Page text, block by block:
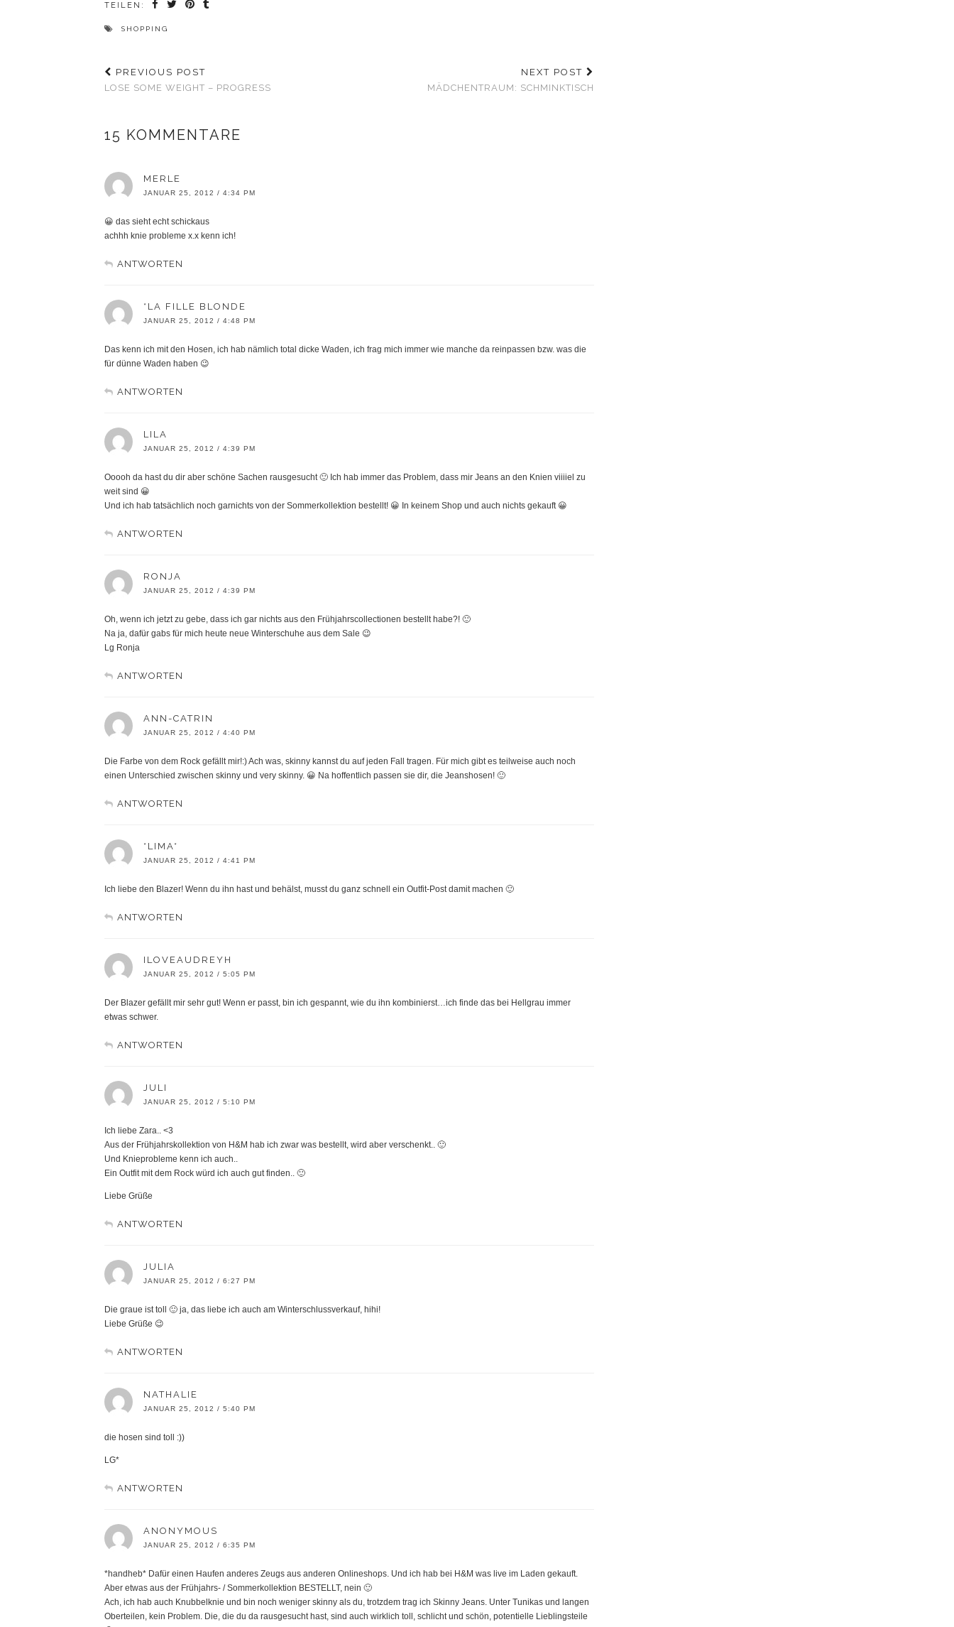
TEILEN:
SHOPPING
PREVIOUS POST
LOSE SOME WEIGHT – PROGRESS
NEXT POST
MÄDCHENTRAUM: SCHMINKTISCH
15 KOMMENTARE
MERLE
JANUAR 25, 2012 / 4:34 PM
😀 das sieht echt schickaus
achhh knie probleme x.x kenn ich!
ANTWORTEN
*LA FILLE BLONDE
JANUAR 25, 2012 / 4:48 PM
Das kenn ich mit den Hosen, ich hab nämlich total dicke Waden, ich frag mich immer wie manche da reinpassen bzw. was die
für dünne Waden haben 😉
ANTWORTEN
LILA
JANUAR 25, 2012 / 4:39 PM
Ooooh da hast du dir aber schöne Sachen rausgesucht 🙂 Ich hab immer das Problem, dass mir Jeans an den Knien viiiiel zu
weit sind 😀
Und ich hab tatsächlich noch garnichts von der Sommerkollektion bestellt! 😀 In keinem Shop und auch nichts gekauft 😀
ANTWORTEN
RONJA
JANUAR 25, 2012 / 4:39 PM
Oh, wenn ich jetzt zu gebe, dass ich gar nichts aus den Frühjahrscollectionen bestellt habe?! 🙂
Na ja, dafür gabs für mich heute neue Winterschuhe aus dem Sale 😉
Lg Ronja
ANTWORTEN
ANN-CATRIN
JANUAR 25, 2012 / 4:40 PM
Die Farbe von dem Rock gefällt mir!:) Ach was, skinny kannst du auf jeden Fall tragen. Für mich gibt es teilweise auch noch
einen Unterschied zwischen skinny und very skinny. 😀 Na hoffentlich passen sie dir, die Jeanshosen! 🙂
ANTWORTEN
*LIMA*
JANUAR 25, 2012 / 4:41 PM
Ich liebe den Blazer! Wenn du ihn hast und behälst, musst du ganz schnell ein Outfit-Post damit machen 🙂
ANTWORTEN
ILOVEAUDREYH
JANUAR 25, 2012 / 5:05 PM
Der Blazer gefällt mir sehr gut! Wenn er passt, bin ich gespannt, wie du ihn kombinierst…ich finde das bei Hellgrau immer
etwas schwer.
ANTWORTEN
JULI
JANUAR 25, 2012 / 5:10 PM
Ich liebe Zara.. <3
Aus der Frühjahrskollektion von H&M hab ich zwar was bestellt, wird aber verschenkt.. 🙂
Und Knieprobleme kenn ich auch..
Ein Outfit mit dem Rock würd ich auch gut finden.. 🙂
Liebe Grüße
ANTWORTEN
JULIA
JANUAR 25, 2012 / 6:27 PM
Die graue ist toll 🙂 ja, das liebe ich auch am Winterschlussverkauf, hihi!
Liebe Grüße 😉
ANTWORTEN
NATHALIE
JANUAR 25, 2012 / 5:40 PM
die hosen sind toll :))
LG*
ANTWORTEN
ANONYMOUS
JANUAR 25, 2012 / 6:35 PM
*handheb* Dafür einen Haufen anderes Zeugs aus anderen Onlineshops. Und ich hab bei H&M was live im Laden gekauft.
Aber etwas aus der Frühjahrs- / Sommerkollektion BESTELLT, nein 🙂
Ach, ich hab auch Knubbelknie und bin noch weniger skinny als du, trotzdem trag ich Skinny Jeans. Unter Tunikas und langen
Oberteilen, kein Problem. Die, die du da rausgesucht hast, sind auch wirklich toll, schlicht und schön, potentielle Lieblingsteile